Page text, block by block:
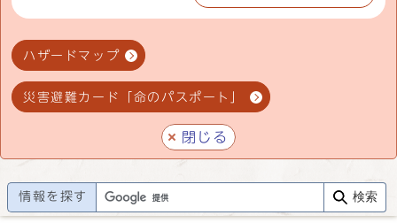
ハザードマップ
災害避難カード「命のパスポート」
閉じる
情報を探す 検索